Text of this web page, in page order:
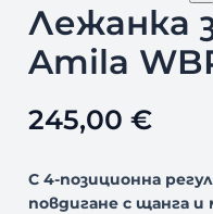
Лежанка
Amila
245,00 €
С 4-позиционна
повдигане с щанга и